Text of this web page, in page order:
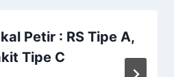
Petir : RS Tipe A,
Tipe C